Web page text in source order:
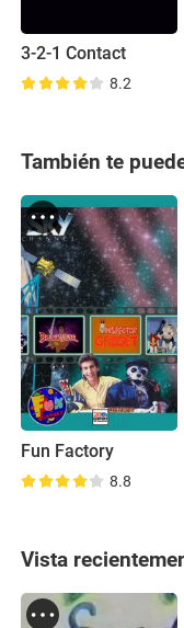
3-2-1 Contact
8.2
También te
Fun Factory
8.8
Vista